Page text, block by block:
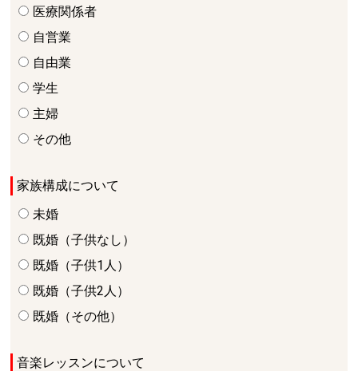
医療関係者
自営業
自由業
学生
主婦
その他
家族構成について
未婚
既婚（子供なし）
既婚（子供1人）
既婚（子供2人）
既婚（その他）
音楽レッスンについて